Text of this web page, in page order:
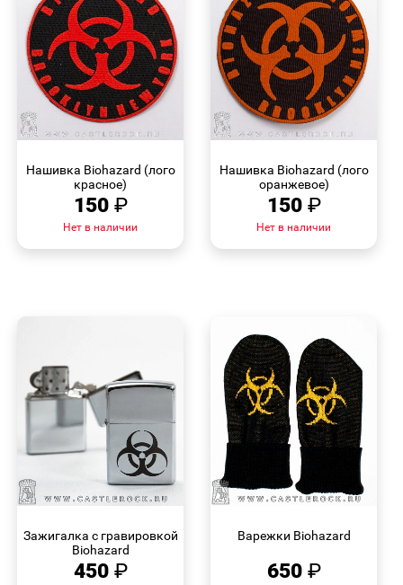
Нашивка Biohazard (лого
красное)
150 ₽
Нет в наличии
Нашивка Biohazard (лого
оранжевое)
150 ₽
Нет в наличии
Зажигалка с гравировкой
Biohazard
450 ₽
Варежки Biohazard
650 ₽